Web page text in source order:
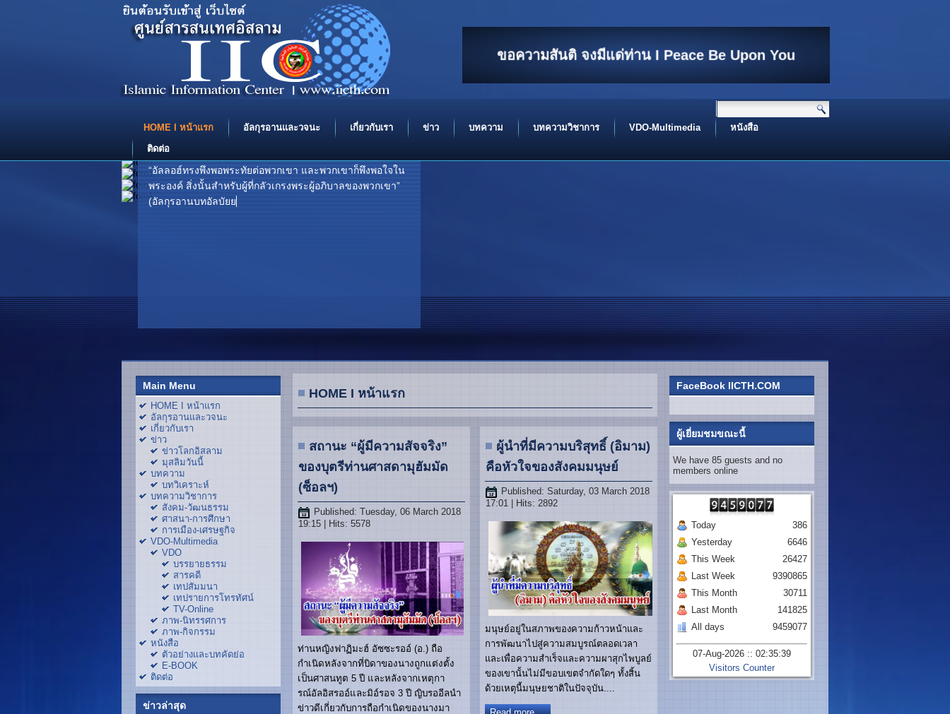
“อัลลอฮ์ทรงพึงพอพระทัยต่อพวกเขา และพวกเขาก็พึงพอใจใน
พระองค์ สิ่งนั้นสำหรับผู้ที่กลัวเกรงพระผู้อภิบาลของพวกเขา”
(อัลกุรอานบทอัลบัยยินะฮ์ โองการที่ 8) ...
In the name of Allah I بِسْــــــــــــــــــمِ اﷲِالرَّحْمَنِ اارَّحِيم
Assalamualaikum I اَلسَّلَامُ عَلَيْكُم
ขอความสันติ จงมีแด่ท่าน I Peace Be Upon You
HOME I หน้าแรก อัลกุรอานและวจนะ เกี่ยวกับเรา ข่าว บทความ บทความวิชาการ VDO-Multimedia
หนังสือ
ติดต่อ
Main Menu
HOME I หน้าแรก
อัลกุรอานและวจนะ
เกี่ยวกับเรา
ข่าว
ข่าวโลกอิสลาม
มุสลิมวันนี้
บทความ
บทวิเคราะห์
บทความวิชาการ
สังคม-วัฒนธรรม
ศาสนา-การศึกษา
การเมือง-เศรษฐกิจ
VDO-Multimedia
VDO
บรรยายธรรม
สารคดี
เทปสัมมนา
เทปรายการโทรทัศน์
TV-Online
ภาพ-นิทรรศการ
ภาพ-กิจกรรม
หนังสือ
ตัวอย่างและบทคัดย่อ
E-BOOK
ติดต่อ
ข่าวล่าสุด
HOME I หน้าแรก
สถานะ “ผู้มีความสัจจริง”
ของบุตรีท่านศาสดามุฮัมมัด
(ซ็อลฯ)
Published: Tuesday, 06 March 2018
19:15 | Hits: 5578
ท่านหญิงฟาฏิมะฮ์ อัซซะรออ์ (อ.) ถือ
กำเนิดหลังจากที่บิดาของนางถูกแต่งตั้ง
เป็นศาสนทูต 5 ปี และหลังจากเหตุกา
รณ์อัลอิสรออ์และมิอ์รอจ 3 ปี ญิบรออีลนำ
ข่าวดีเกี่ยวกับการถือกำเนิดของนางมา
ผู้นำที่มีความบริสุทธิ์ (อิมาม)
คือหัวใจของสังคมมนุษย์
Published: Saturday, 03 March 2018
17:01 | Hits: 2892
มนุษย์อยู่ในสภาพของความก้าวหน้าและ
การพัฒนาไปสู่ความสมบูรณ์ตลอดเวลา
และเพื่อความสำเร็จและความผาสุกไพบูลย์
ของเขานั้นไม่มีขอบเขตจำกัดใดๆ ทั้งสิ้น
ด้วยเหตุนี้มนุษยชาติในปัจจุบัน....
FaceBook IICTH.COM
ผู้เยี่ยมชมขณะนี้
We have 85 guests and no
members online
Today
Yesterday
This Week
Last Week
This Month
Last Month
All days
386
6646
26427
9390865
30711
141825
9459077
07-Aug-2026 :: 02:35:39
Visitors Counter